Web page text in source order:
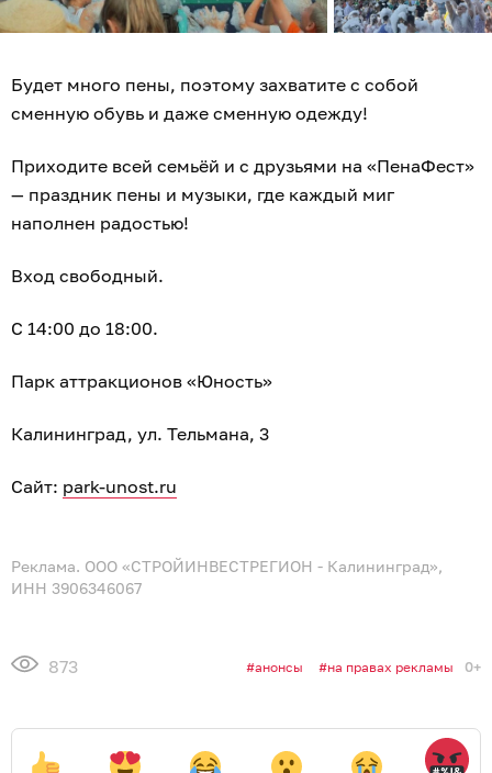
Будет много пены, поэтому захватите с собой
сменную обувь и даже сменную одежду!
Приходите всей семьёй и с друзьями на «ПенаФест»
— праздник пены и музыки, где каждый миг
наполнен радостью!
Вход свободный.
С 14:00 до 18:00.
Парк аттракционов «Юность»
Калининград, ул. Тельмана, 3
Сайт: park-unost.ru
Реклама. ООО «СТРОЙИНВЕСТРЕГИОН - Калининград»,
ИНН 3906346067
873 анонсы на правах рекламы 0+